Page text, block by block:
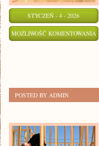
STYCZEŃ - 4 - 2026
MOŻLIWOŚĆ KOMENTOWANIA
POSTED BY ADMIN